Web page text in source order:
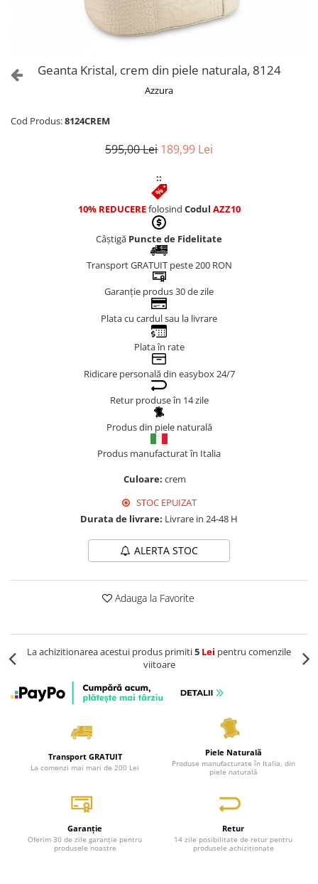
Genți Albe
Genți Bej
Geanta Kristal, crem din piele naturala, 8124
Azzura
Cod Produs:8124CREM
595,00 Lei 189,99 Lei
::
10% REDUCEREfolosind Codul AZZ10
Câștigă Puncte de Fidelitate
Transport GRATUIT peste 200 RON
Garanție produs 30 de zile
Plata cu cardul sau la livrare
Plata în rate
Ridicare personală din easybox 24/7
Retur produse în 14 zile
Produs din piele naturală
Produs manufacturat în Italia
Culoare: crem
STOC EPUIZAT
Durata de livrare: Livrare in 24-48 H
ALERTA STOC
Adauga la Favorite
La achizitionarea acestui produs primiti5 Lei pentru comenzile
viitoare
Transport GRATUIT
La comenzi mai mari de 200 Lei
Piele Naturală
Produse manufacturate în Italia, din
piele naturală
Garanție
Oferim 30 de zile garanție pentru
produsele noastre
Retur
14 zile posibilitate de retur pentru
produsele achiziționate